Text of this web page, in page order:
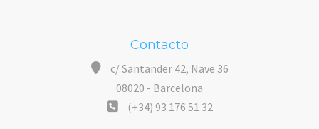
Contacto
c/ Santander 42, Nave 36
08020 - Barcelona
(+34) 93 176 51 32